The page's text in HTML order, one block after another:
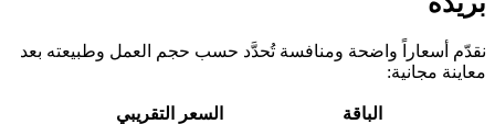
نقدّم أسعاراً واضحة ومنافسة تُحدَّد حسب حجم العمل وطبيعته بعد
معاينة مجانية:
الباقة
السعر التقريبي